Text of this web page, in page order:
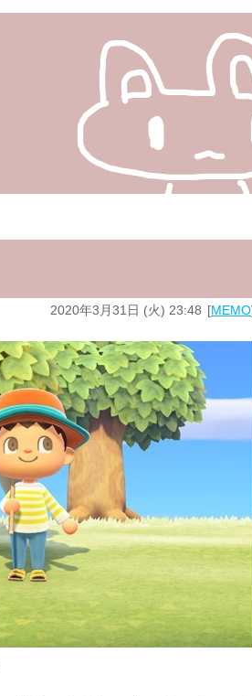
2020年3月31日 (火) 23:48 MEMO